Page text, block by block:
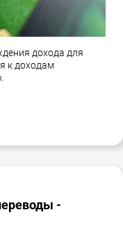
дохода для
к доходам
-